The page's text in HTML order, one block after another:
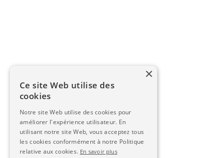
×
Ce site Web utilise des
cookies
Notre site Web utilise des cookies pour
améliorer l'expérience utilisateur. En
utilisant notre site Web, vous acceptez tous
les cookies conformément à notre Politique
relative aux cookies. En savoir plus